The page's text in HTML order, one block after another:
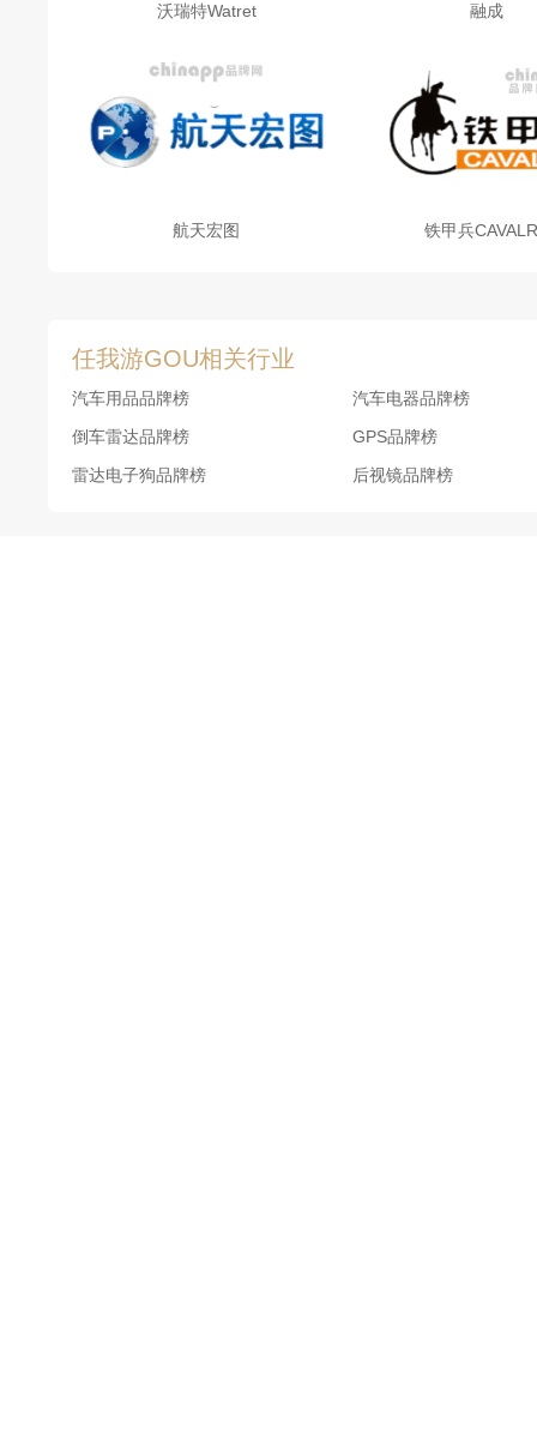
视“NBA赛场”，专题网站落户第一大门户网站新浪网
“任我游汽车导航”，大幕正在拉开，精彩尽在期待……
沃瑞特Watret 融成
航天宏图 铁甲兵
任我游GOU相关行业
汽车用品品牌榜
汽车电器品牌榜
倒车雷达品牌榜
GPS品牌榜
雷达电子狗品牌榜
后视镜品牌榜